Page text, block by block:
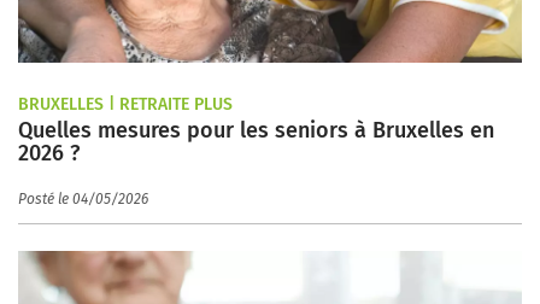
BRUXELLES | RETRAITE PLUS
Quelles mesures pour les seniors à Bruxelles en
2026 ?
Posté le 04/05/2026